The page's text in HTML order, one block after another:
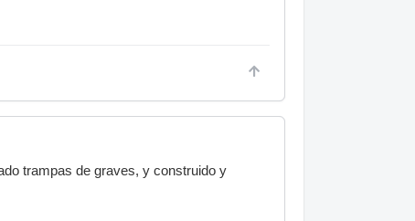
trampas de graves, y construido y